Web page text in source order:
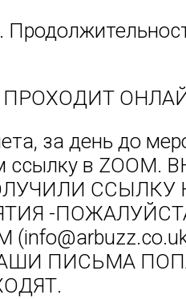
за день до
ссылку в ZOOM.
ССЫЛКУ
-
ПИСЬМА